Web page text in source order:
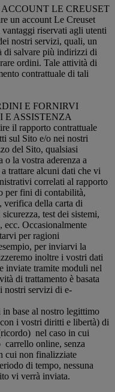
LE CREUSET
un account Le Creuset
vantaggi riservati agli utenti
nostri servizi, quali, un
di salvare più indirizzi di
ordini. Tale attività di
contrattuale di tali
E FORNIRVI
E ASSISTENZA
il rapporto contrattuale
sul Sito e/o nei nostri
del Sito, qualsiasi
o la vostra aderenza a
trattare alcuni dati che vi
correlati al rapporto
per fini di contabilità,
verifica della carta di
test dei sistemi,
ecc. Occasionalmente
per ragioni
per inviarvi la
inoltre i vostri dati
inviate tramite moduli nel
di trattamento è basata
nostri servizi di e-
base al nostro legittimo
i vostri diritti e libertà) di
nel caso in cui
online, senza
cui non finalizziate
di tempo, nessuna
vi verrà inviata.